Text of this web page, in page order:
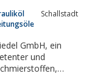
Schallstadt
GmbH, ein